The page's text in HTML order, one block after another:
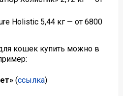
Holistic 5,44 кг — от 6800
кошек купить можно в
(ссылка)